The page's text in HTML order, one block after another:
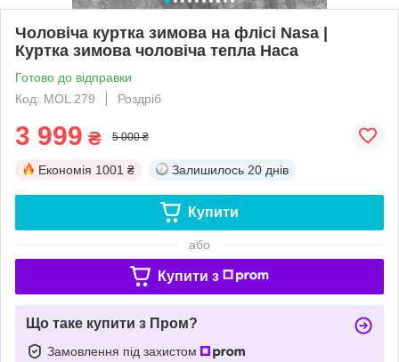
Чоловіча куртка зимова на флісі Nasa |
Куртка зимова чоловіча тепла Наса
Готово до відправки
Код: MOL 279
Роздріб
3 999 ₴ 5 000 ₴
Економія 1001 ₴ Залишилось 20 днів
Купити
або
Купити з
Що таке купити з Пром?
Замовлення під захистом